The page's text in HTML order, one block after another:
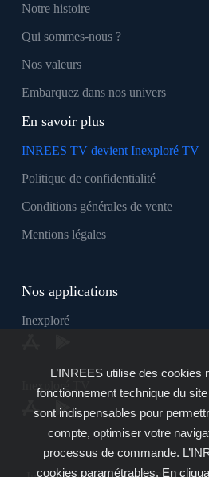
Notre histoire
Qui sommes-nous ?
Nos valeurs
Embarquez dans nos univers
En savoir plus
INREES TV devient Inexploré TV
Politique de confidentialité
Conditions générales de vente
Mentions légales
Nos applications
Inexploré
Inexploré TV
L’INREES utilise des cookies
fonctionnement technique du
sont indispensables pour
compte, optimiser votre
processus de commande.
cookies paramétrables. En